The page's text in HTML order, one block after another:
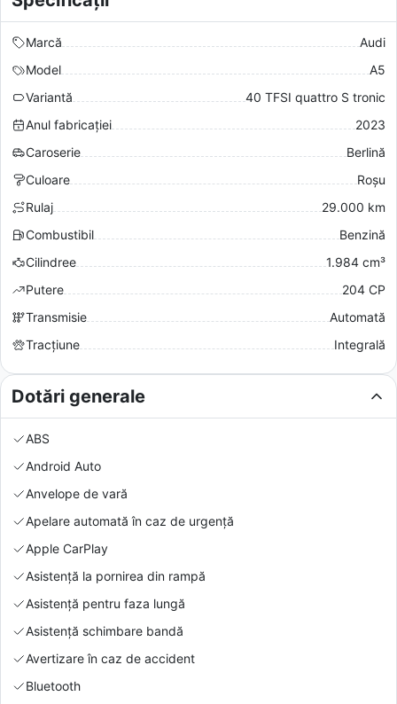
Marcă
Audi
Model
A5
Variantă
40 TFSI quattro S tronic
Anul fabricației
2023
Caroserie
Berlină
Culoare
Roșu
Rulaj
29.000 km
Combustibil
Benzină
Cilindree
1.984 cm³
Putere
204 CP
Transmisie
Automată
Tracțiune
Integrală
Dotări generale
ABS
Android Auto
Anvelope de vară
Apelare automată în caz de urgență
Apple CarPlay
Asistență la pornirea din rampă
Asistență pentru faza lungă
Asistență schimbare bandă
Avertizare în caz de accident
Bluetooth